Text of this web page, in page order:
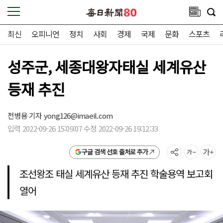
최신 오피니언 정치 사회 경제 국제 문화 스포츠
성주군, 세종대왕자태실 세계유산
등재 추진
전병용 기자yong126@imaeil.com
입력 2022-09-26 15:09:07 수정 2022-09-26 19:12:33
구글 검색 선호 출처로 추가
조선왕조 태실 세계유산 등재 추진 학술용역 보고회
열어